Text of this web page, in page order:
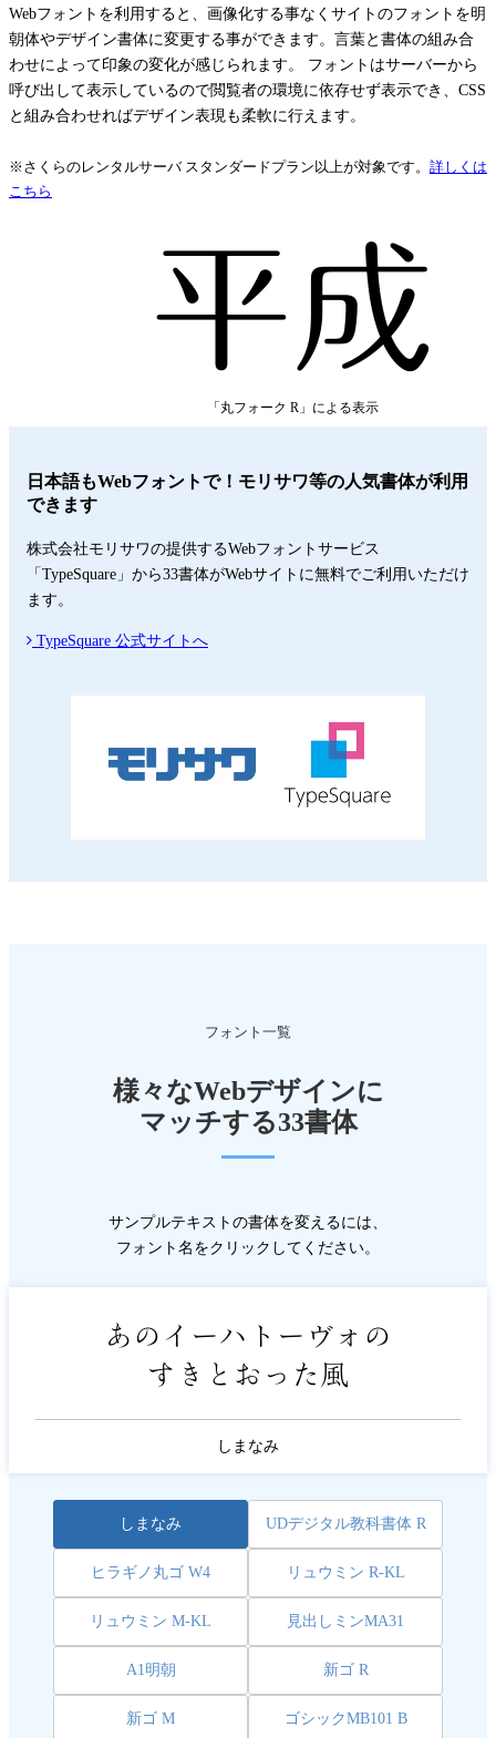
Webフォントを利用すると、画像化する事なくサイトのフォントを明
朝体やデザイン書体に変更する事ができます。言葉と書体の組み合
わせによって印象の変化が感じられます。 フォントはサーバーから
呼び出して表示しているので閲覧者の環境に依存せず表示でき、CSS
と組み合わせればデザイン表現も柔軟に行えます。
※さくらのレンタルサーバ スタンダードプラン以上が対象です。 詳しくは
こちら
平成
「丸フォーク R」による表示
日本語もWebフォントで！モリサワ等の人気書体が利用
できます
株式会社モリサワの提供するWebフォントサービス
「TypeSquare」から33書体がWebサイトに無料でご利用いただけ
ます。
詳TypeSquare 公式サイトへ
様々なWebデザインに
マッチする33書体
フォント一覧
サンプルテキストの書体を変えるには、
フォント名をクリックしてください。
あのイーハトーヴォの
すきとおった風
しまなみ
しまなみ UDデジタル教科書体 R
ヒラギノ丸ゴ W4 リュウミン R-KL
リュウミン M-KL 見出しミンMA31
A1明朝 新ゴ R
新ゴ M ゴシックMB101 B